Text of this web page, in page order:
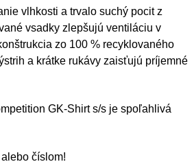
vlhkosti a trvalo suchý pocit z
vsadky zlepšujú ventiláciu v
zo 100 % recyklovaného
a krátke rukávy zaisťujú príjemné
GK-Shirt s/s je spoľahlivá
číslom!